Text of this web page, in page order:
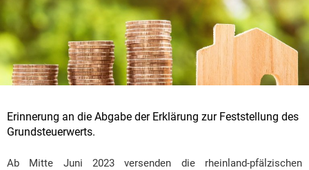
Erinnerung an die Abgabe der Erklärung zur Feststellung des
Grundsteuerwerts.
Ab Mitte Juni 2023 versenden die rheinland-pfälzischen